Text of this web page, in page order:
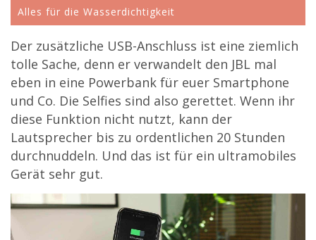
Alles für die Wasserdichtigkeit
Der zusätzliche USB-Anschluss ist eine ziemlich
tolle Sache, denn er verwandelt den JBL mal
eben in eine Powerbank für euer Smartphone
und Co. Die Selfies sind also gerettet. Wenn ihr
diese Funktion nicht nutzt, kann der
Lautsprecher bis zu ordentlichen 20 Stunden
durchnuddeln. Und das ist für ein ultramobiles
Gerät sehr gut.